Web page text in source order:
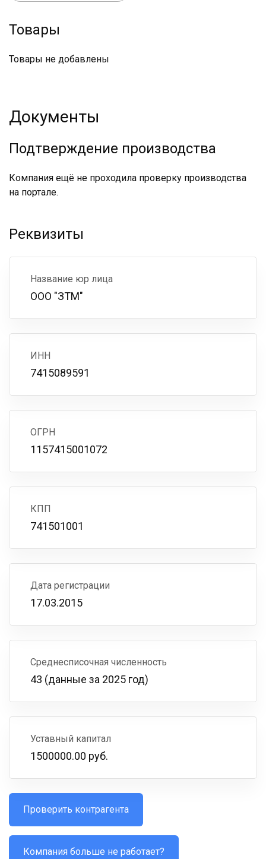
Товары
Товары не добавлены
Документы
Подтверждение производства
Компания ещё не проходила проверку производства
на портале.
Реквизиты
Название юр лица
ООО "ЗТМ"
ИНН
7415089591
ОГРН
1157415001072
КПП
741501001
Дата регистрации
17.03.2015
Среднесписочная численность
43 (данные за 2025 год)
Уставный капитал
1500000.00 руб.
Проверить контрагента
Компания больше не работает?